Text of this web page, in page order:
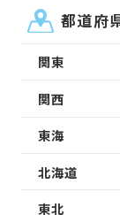
都道府
関東
関西
東海
北海道
東北